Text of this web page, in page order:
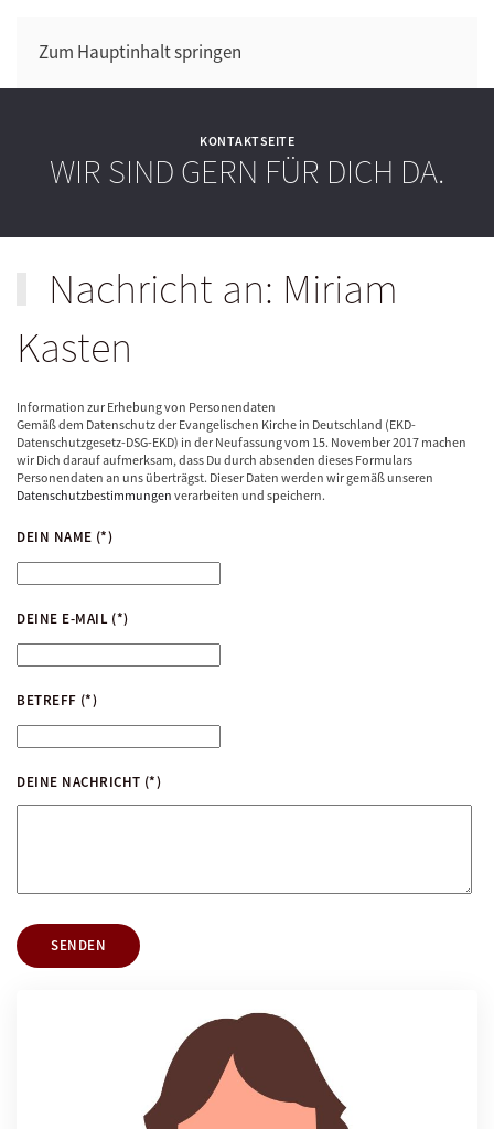
Zum Hauptinhalt springen
KONTAKTSEITE
WIR SIND GERN FÜR DICH DA.
Nachricht an: Miriam
Kasten
Information zur Erhebung von Personendaten
Gemäß dem Datenschutz der Evangelischen Kirche in Deutschland (EKD-
Datenschutzgesetz-DSG-EKD) in der Neufassung vom 15. November 2017 machen
wir Dich darauf aufmerksam, dass Du durch absenden dieses Formulars
Personendaten an uns überträgst. Dieser Daten werden wir gemäß unseren
Datenschutzbestimmungen verarbeiten und speichern.
DEIN NAME (*)
DEINE E-MAIL (*)
BETREFF (*)
DEINE NACHRICHT (*)
SENDEN